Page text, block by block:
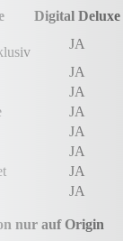
Digital Deluxe
JA
JA
JA
JA
JA
JA
JA
JA
nur auf Origin